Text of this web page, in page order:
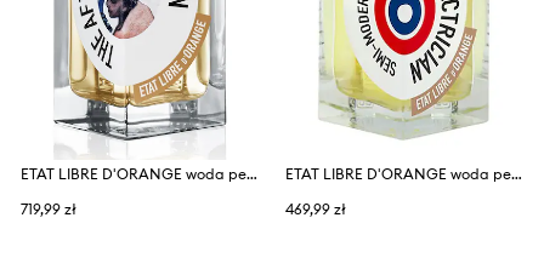
ETAT LIBRE D'ORANGE woda perfumowana The Afternoon of a Faun EdP Nat. Spray 100 ml
719,99 zł
ETAT LIBRE D'ORANGE woda perfumowana Fat Electrician EdP Nat. Spray 50 ml
469,99 zł